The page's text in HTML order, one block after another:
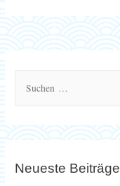
n
Neueste Beiträge